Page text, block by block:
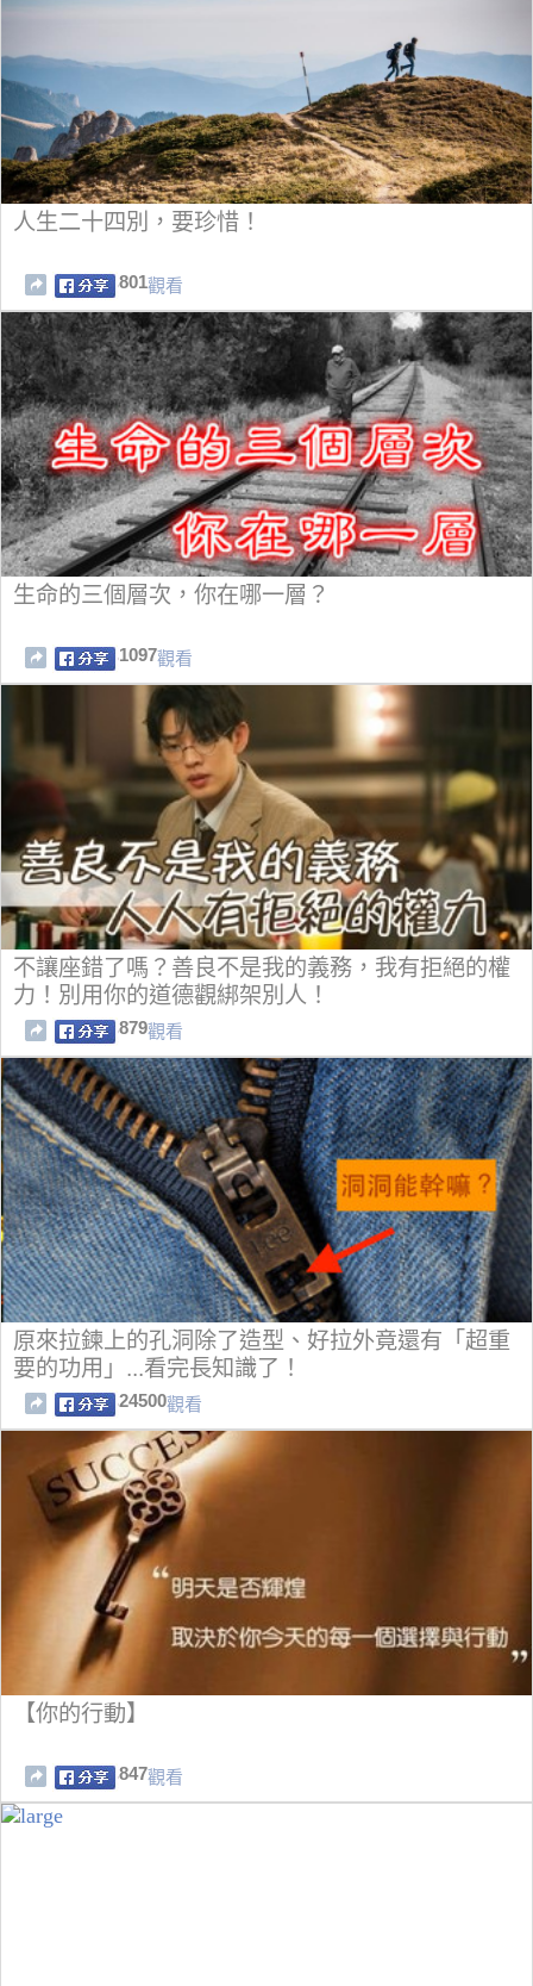
人生二十四別，要珍惜！
801觀看
生命的三個層次，你在哪一層？
1097觀看
不讓座錯了嗎？善良不是我的義務，我有拒絕的權
力！別用你的道德觀綁架別人！
879觀看
原來拉鍊上的孔洞除了造型、好拉外竟還有「超重
要的功用」...看完長知識了！
24500觀看
【你的行動】
847觀看